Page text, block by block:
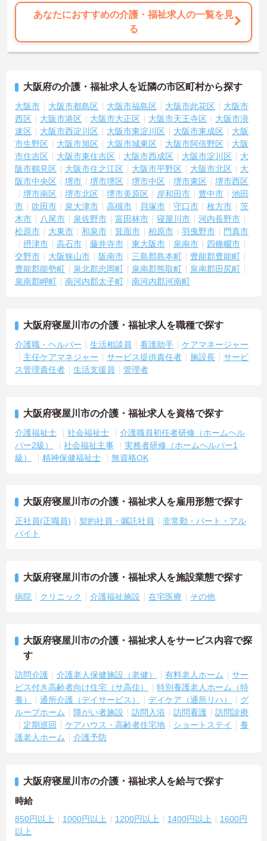
あなたにおすすめの介護・福祉求人の一覧を見
る
大阪府の介護・福祉求人を近隣の市区町村から探す
大阪市 大阪市都島区 大阪市福島区 大阪市此花区
大阪市
西区
大阪市港区 大阪市大正区 大阪市天王寺区
大阪市浪
速区
大阪市西淀川区 大阪市東淀川区 大阪市東成区
大阪
市生野区
大阪市旭区 大阪市城東区 大阪市阿倍野区
大阪
市住吉区
大阪市東住吉区 大阪市西成区 大阪市淀川区
大
阪市鶴見区
大阪市住之江区 大阪市平野区 大阪市北区
大
阪市中央区
堺市 堺市堺区 堺市中区 堺市東区
堺市西区
堺市南区
堺市北区 堺市美原区 岸和田市 豊中市
池田
市
吹田市 泉大津市 高槻市 貝塚市 守口市 枚方市
茨
木市
八尾市 泉佐野市 富田林市 寝屋川市
河内長野市
松原市
大東市 和泉市 箕面市 柏原市 羽曳野市
門真市
摂津市
高石市 藤井寺市 東大阪市 泉南市
四條畷市
交野市
大阪狭山市 阪南市 三島郡島本町
豊能郡豊能町
豊能郡能勢町
泉北郡忠岡町 泉南郡熊取町
泉南郡田尻町
泉南郡岬町
南河内郡太子町 南河内郡河南町
大阪府寝屋川市の介護・福祉求人を職種で探す
介護職・ヘルパー 生活相談員 看護助手
ケアマネージャー
主任ケアマネジャー
サービス提供責任者 施設長
サービ
ス管理責任者
生活支援員 管理者
大阪府寝屋川市の介護・福祉求人を資格で探す
介護福祉士 社会福祉士
介護職員初任者研修（ホームヘル
パー2級）
社会福祉主事
実務者研修（ホームヘルパー1
級）
精神保健福祉士 無資格OK
大阪府寝屋川市の介護・福祉求人を雇用形態で探す
正社員(正職員) 契約社員・嘱託社員
非常勤・パート・アル
バイト
大阪府寝屋川市の介護・福祉求人を施設業態で探す
病院 クリニック 介護福祉施設 在宅医療 その他
大阪府寝屋川市の介護・福祉求人をサービス内容で探
す
訪問介護 介護老人保健施設（老健） 有料老人ホーム
サー
ビス付き高齢者向け住宅（サ高住）
特別養護老人ホーム（特
養）
通所介護（デイサービス） デイケア（通所リハ）
グ
ループホーム
障がい者施設 訪問入浴 訪問看護
訪問診療
定期巡回
ケアハウス・高齢者住宅地 ショートステイ
養
護老人ホーム
介護予防
大阪府寝屋川市の介護・福祉求人を給与で探す
時給
850円以上 1000円以上 1200円以上 1400円以上
1600円
以上